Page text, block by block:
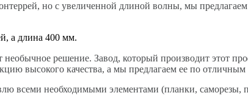
но с увеличенной длиной волны, мы
а длина 400 мм.
необычное решение. Завод, который производит этот
высокого качества, а мы предлагаем ее по отличным
всеми необходимыми элементами (планки, саморезы,